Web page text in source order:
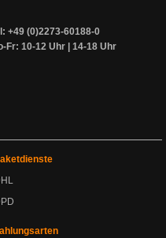
+49 (0)2273-60188-0
Fr: 10-12 Uhr | 14-18 Uhr